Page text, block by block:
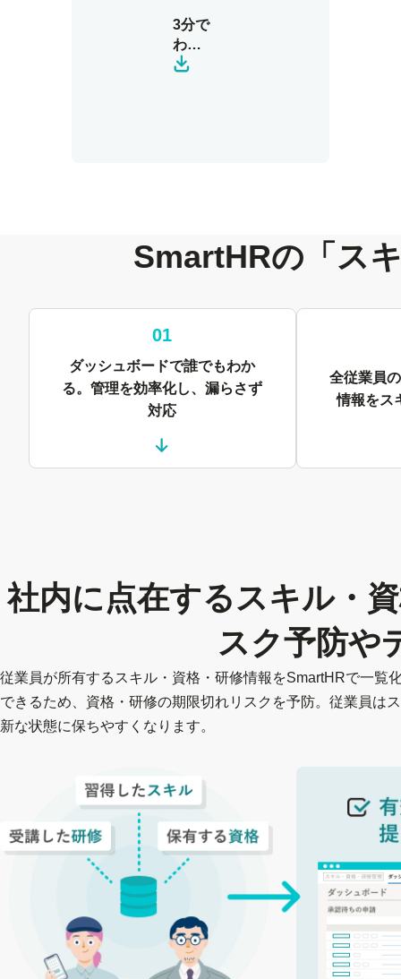
3分で
わか
る！
SmartHRの「ス
01
ダッシュボードで誰でもわか
る。管理を効率化し、漏らさず
対応
全従業員
情報をス
社内に点在するスキル・
スク予防や
従業員が所有するスキル・資格・研修情報をSmartHRで一覧
できるため、資格・研修の期限切れリスクを予防。従業員は
新な状態に保ちやすくなります。